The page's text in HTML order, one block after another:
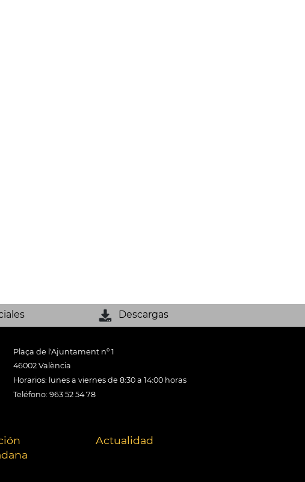
Descargas
Plaça de l'Ajuntament nº 1
46002 València
Horarios: lunes a viernes de 8:30 a 14:00 horas
Teléfono: 963 52 54 78
Actualidad